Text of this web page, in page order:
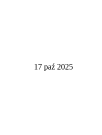
17 paź 2025